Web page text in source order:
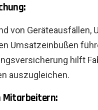
von Geräteausfällen,
Umsatzeinbußen
hilft
auszugleichen.
Mitarbeitern: